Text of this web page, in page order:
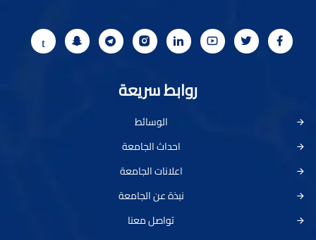
روابط سريعة
الوسائط
احداث الجامعة
اعلانات الجامعة
نبذة عن الجامعة
تواصل معنا